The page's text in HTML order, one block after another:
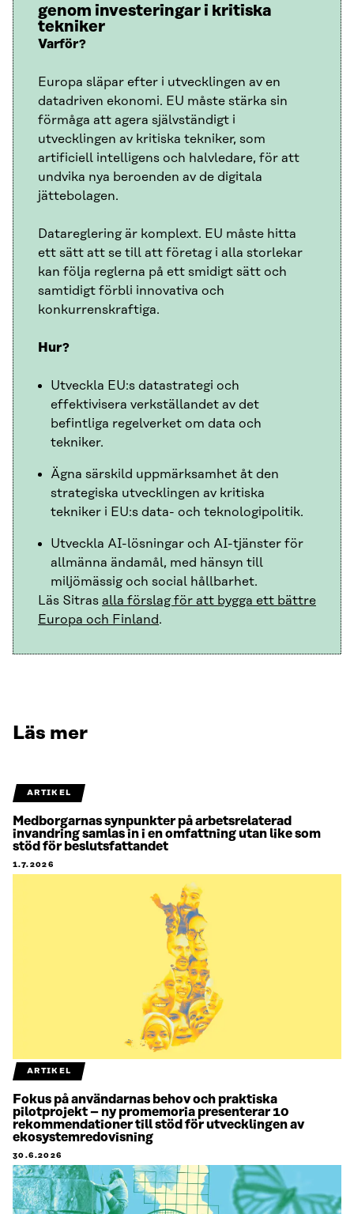
genom investeringar i kritiska
tekniker
Varför?
Europa släpar efter i utvecklingen av en
datadriven ekonomi. EU måste stärka sin
förmåga att agera självständigt i
utvecklingen av kritiska tekniker, som
artificiell intelligens och halvledare, för att
undvika nya beroenden av de digitala
jättebolagen.
Datareglering är komplext. EU måste hitta
ett sätt att se till att företag i alla storlekar
kan följa reglerna på ett smidigt sätt och
samtidigt förbli innovativa och
konkurrenskraftiga.
Hur?
Utveckla EU:s datastrategi och
effektivisera verkställandet av det
befintliga regelverket om data och
tekniker.
Ägna särskild uppmärksamhet åt den
strategiska utvecklingen av kritiska
tekniker i EU:s data- och teknologipolitik.
Utveckla AI-lösningar och AI-tjänster för
allmänna ändamål, med hänsyn till
miljömässig och social hållbarhet.
Läs Sitras alla förslag för att bygga ett bättre
Europa och Finland.
Läs mer
ARTIKEL
Medborgarnas synpunkter på arbetsrelaterad
invandring samlas in i en omfattning utan like som
stöd för beslutsfattandet
1.7.2026
ARTIKEL
Fokus på användarnas behov och praktiska
pilotprojekt – ny promemoria presenterar 10
rekommendationer till stöd för utvecklingen av
ekosystemredovisning
30.6.2026